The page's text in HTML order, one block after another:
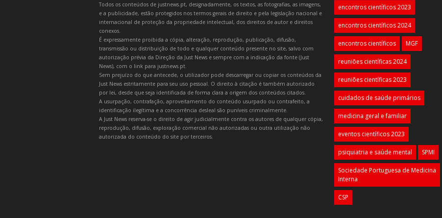
Todos os conteúdos de justnews.pt, designadamente, os textos, as fotografias, as imagens,
e a publicidade, estão protegidos nos termos gerais de direito e pela legislação nacional e
internacional de proteção da propriedade intelectual, dos direitos de autor e direitos
conexos.
É expressamente proibida a cópia, alteração, reprodução, publicação, difusão,
transmissão ou distribuição de todo e qualquer conteúdo presente no site, salvo com
autorização prévia da Direção da Just News e sempre com a indicação da fonte (Just
News), com o link para justnews.pt.
Sem prejuízo do que antecede, o utilizador pode descarregar ou copiar os conteúdos da
Just News estritamente para seu uso pessoal. O direito à citação é também autorizado
por lei, desde que seja identificada de forma clara a origem dos conteúdos citados.
A usurpação, contrafação, aproveitamento do conteúdo usurpado ou contrafeito, a
identificação ilegítima e a concorrência desleal são puníveis criminalmente.
A Just News reserva-se o direito de agir judicialmente contra os autores de qualquer cópia,
reprodução, difusão, exploração comercial não autorizadas ou outra utilização não
autorizada do conteúdo do site por terceiros.
encontros científicos 2023
encontros científicos 2024
encontros científicos MGF
reuniões científicas 2024
reuniões científicas 2023
cuidados de saúde primários
medicina geral e familiar
eventos científicos 2023
psiquiatria e saúde mental SPMI
Sociedade Portuguesa de Medicina
Interna
CSP